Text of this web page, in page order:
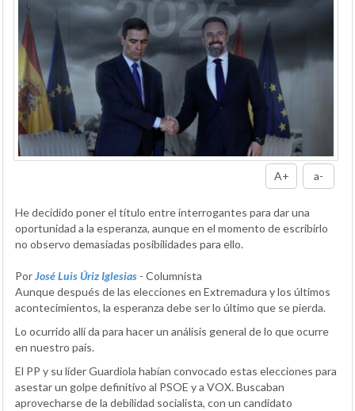
A+ a-
He decidido poner el título entre interrogantes para dar una
oportunidad a la esperanza, aunque en el momento de escribirlo
no observo demasiadas posibilidades para ello.
PorJosé Luis Úriz Iglesias - Columnista
Aunque después de las elecciones en Extremadura y los últimos
acontecimientos, la esperanza debe ser lo último que se pierda.
Lo ocurrido allí da para hacer un análisis general de lo que ocurre
en nuestro país.
El PP y su líder Guardiola habían convocado estas elecciones para
asestar un golpe definitivo al PSOE y a VOX. Buscaban
aprovecharse de la debilidad socialista, con un candidato